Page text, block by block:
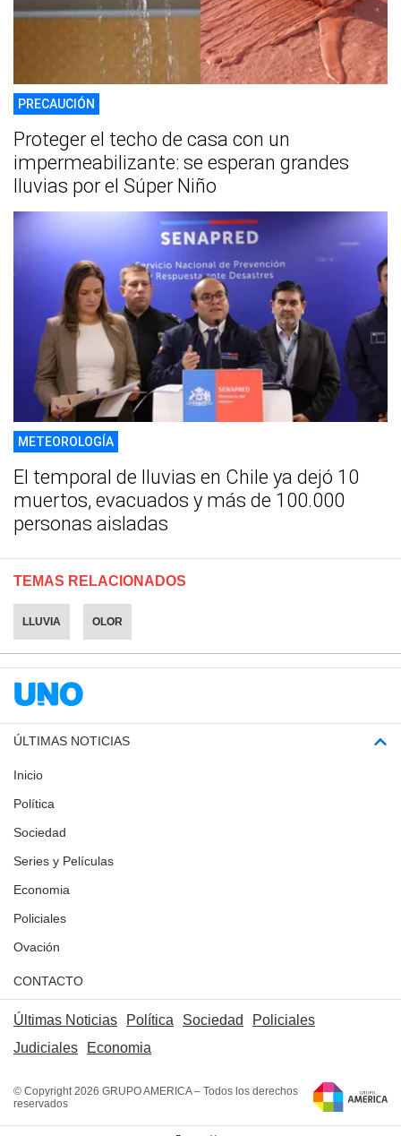
PRECAUCIÓN
Proteger el techo de casa con un
impermeabilizante: se esperan grandes
lluvias por el Súper Niño
METEOROLOGÍA
El temporal de lluvias en Chile ya dejó 10
muertos, evacuados y más de 100.000
personas aisladas
TEMAS RELACIONADOS
LLUVIA OLOR
ÚLTIMAS NOTICIAS
Inicio
Política
Sociedad
Series y Películas
Economia
Policiales
Ovación
CONTACTO
Últimas Noticias Política Sociedad
Policiales
Judiciales
Economia
© Copyright 2026 GRUPO AMERICA – Todos los derechos
reservados